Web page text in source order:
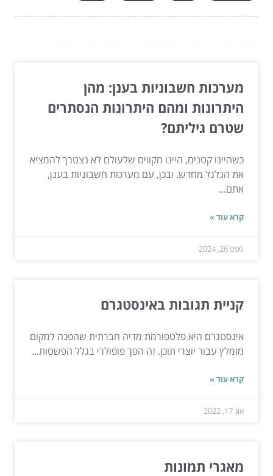
מערכות חשבוניות בענן: מהן
היתרונות ומהם היתרונות הנסתרים
שטרם גיליתם?
כשהיינו קטנים, היינו מקווים שלעולם לא נצטרך להמציא
את הגלגל מחדש. ובכן, עם מערכות חשבוניות בענן,
אתם...
קרא עוד »
ספט 26, 2024
קניית תגובות באינסטגרם
אינסטגרם היא פלטפורמת מדיה חברתית שהפכה למקום
מומלץ עבור יוצרי תוכן. זה הפך פופולרי בגלל הפשטות...
קרא עוד »
אוג 17, 2022
מאגרי תמונות